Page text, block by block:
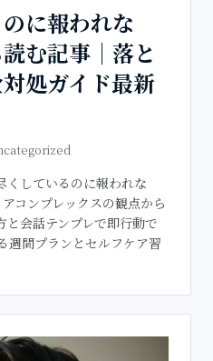
のに報われな
む記事｜落と
処ガイド最新
くしているのに報われな
コンプレックスの観点から
会話テンプレで即行動で
週間プランとセルフケア習